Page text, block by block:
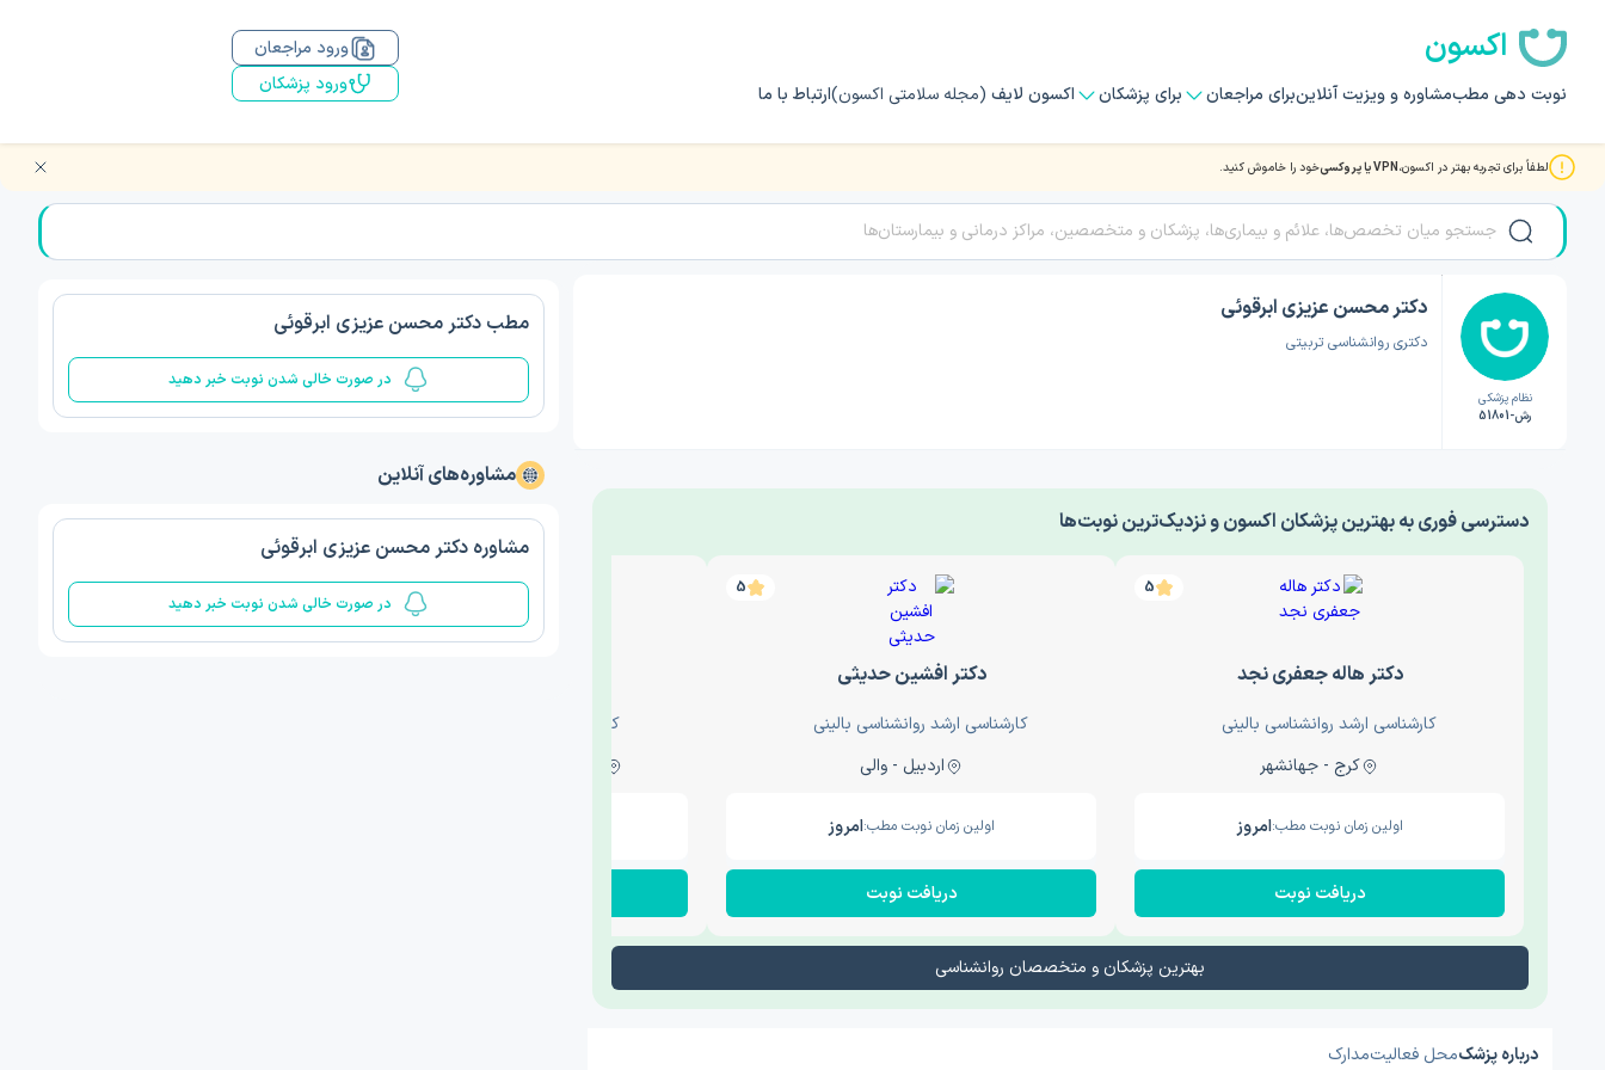
اکسون
نوبت دهی مطبمشاوره و ویزیت آنلاینبرای مراجعان برای پزشکان اکسون لایف (مجله سلامتی اکسون)ارتباط با ما
ورود مراجعان
ورود پزشکان
لطفاً برای تجربه بهتر در اکسون،VPN یا پروکسی خود را خاموش کنید. صفحه اصلی/دکتر روانشناسی/دکتر محسن عزیزی ابرقوئی
نظام پزشکی
رش-51801
دکتر محسن عزیزی ابرقوئی
دکتری روانشناسی تربیتی
5
دکتر هاله جعفری نجد
کارشناسی ارشد روانشناسی بالینی
کرج - جهانشهر
اولین زمان نوبت مطب:امروز
دریافت نوبت
5
دکتر افشین حدیثی
کارشناسی ارشد روانشناسی بالینی
اردبیل - والی
اولین زمان نوبت مطب:امروز
دریافت نوبت
5
کارشناسی ارشد روانشناسی بالینی
بهترین پزشکان و متخصصان روانشناسی
درباره پزشکمحل فعالیتمدارک
مطب دکتر محسن عزیزی ابرقوئی
در صورت خالی شدن نوبت خبر دهید
مشاوره‌های آنلاین
مشاوره دکتر محسن عزیزی ابرقوئی
در صورت خالی شدن نوبت خبر دهید